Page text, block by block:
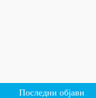
Последни објави